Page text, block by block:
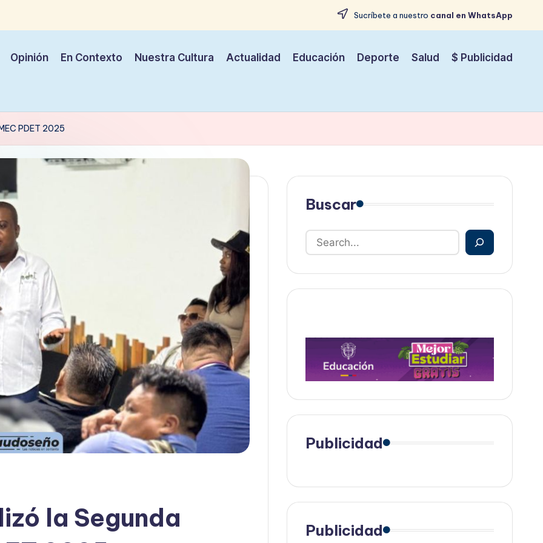
Sucríbete a nuestro canal en WhatsApp
Opinión En Contexto Nuestra Cultura Actualidad Educación Deporte Salud $ Publicidad
PDET 2025
la Segunda
Buscar
Publicidad
Publicidad